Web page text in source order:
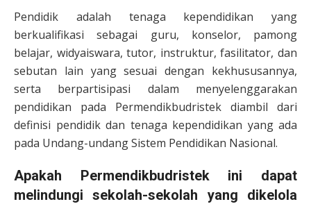
Pendidik adalah tenaga kependidikan yang
berkualifikasi sebagai guru, konselor, pamong
belajar, widyaiswara, tutor, instruktur, fasilitator, dan
sebutan lain yang sesuai dengan kekhususannya,
serta berpartisipasi dalam menyelenggarakan
pendidikan pada Permendikbudristek diambil dari
definisi pendidik dan tenaga kependidikan yang ada
pada Undang-undang Sistem Pendidikan Nasional.
Apakah Permendikbudristek ini dapat
melindungi sekolah-sekolah yang dikelola